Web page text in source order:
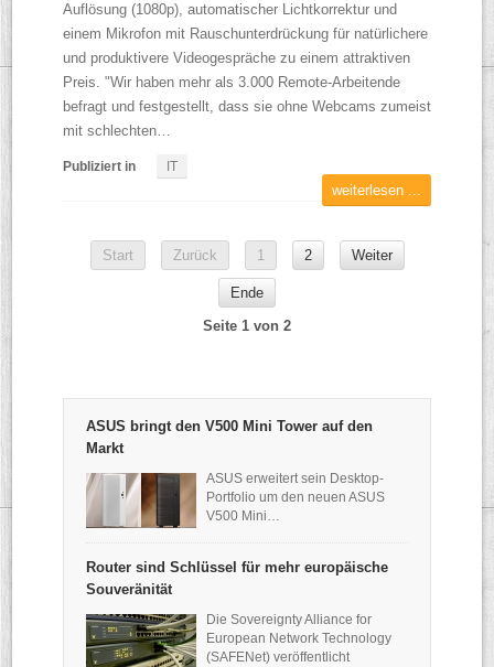
Auflösung (1080p), automatischer Lichtkorrektur und
einem Mikrofon mit Rauschunterdrückung für natürlichere
und produktivere Videogespräche zu einem attraktiven
Preis. "Wir haben mehr als 3.000 Remote-Arbeitende
befragt und festgestellt, dass sie ohne Webcams zumeist
mit schlechten…
Publiziert in IT
weiterlesen ...
Start Zurück 1 2 Weiter
Ende
Seite 1 von 2
ASUS bringt den V500 Mini Tower auf den
Markt
ASUS erweitert sein Desktop-
Portfolio um den neuen ASUS
V500 Mini…
Router sind Schlüssel für mehr europäische
Souveränität
Die Sovereignty Alliance for
European Network Technology
(SAFENet) veröffentlicht